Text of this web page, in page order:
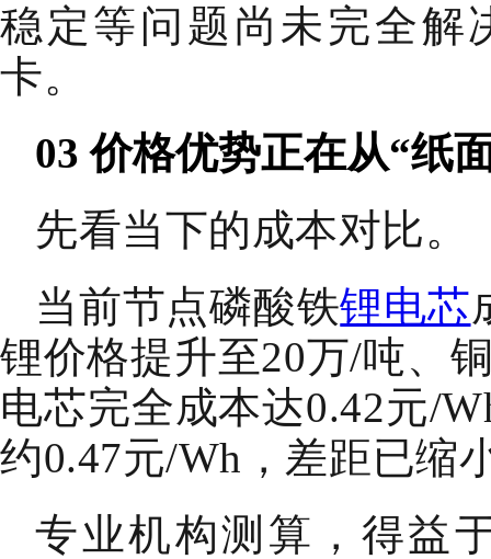
稳定等问题尚未完全解
卡。
03价格优势正在从“纸
先看当下的成本对比。
当前节点磷酸铁锂电芯
锂价格提升至20万/吨、
电芯完全成本达0.42元/
约0.47元/Wh，差距已缩
专业机构测算，得益